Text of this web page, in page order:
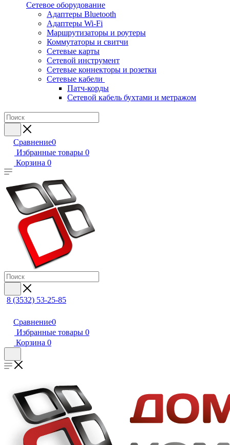
Сетевое оборудование
Адаптеры Bluetooth
Адаптеры Wi-Fi
Маршрутизаторы и роутеры
Коммутаторы и свитчи
Сетевые карты
Сетевой инструмент
Сетевые коннекторы и розетки
Сетевые кабели
Патч-корды
Сетевой кабель бухтами и метражом
Сравнение0
Избранные товары 0
Корзина 0
8 (3532) 53-25-85
Сравнение0
Избранные товары 0
Корзина 0